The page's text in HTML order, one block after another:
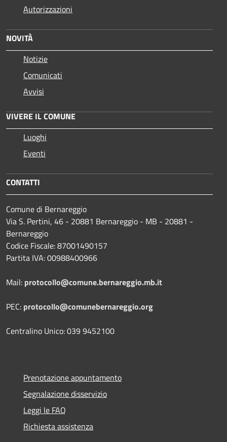
Autorizzazioni
NOVITÀ
Notizie
Comunicati
Avvisi
VIVERE IL COMUNE
Luoghi
Eventi
CONTATTI
Comune di Bernareggio
Via S. Pertini, 46 - 20881 Bernareggio - MB - 20881 -
Bernareggio
Codice Fiscale: 87001490157
Partita IVA: 00988400966
Mail: protocollo@comune.bernareggio.mb.it
PEC: protocollo@comunebernareggio.org
Centralino Unico: 039 9452100
Prenotazione appuntamento
Segnalazione disservizio
Leggi le FAQ
Richiesta assistenza